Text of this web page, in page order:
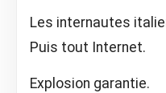
Les internautes
Puis tout Internet.
Explosion garantie.